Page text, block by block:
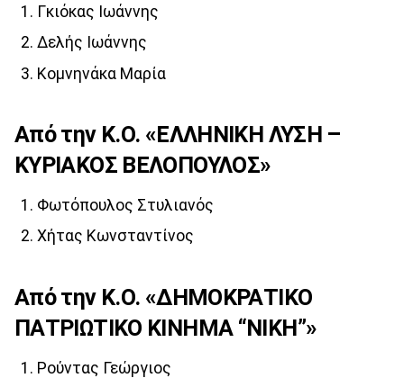
Γκιόκας Ιωάννης
Δελής Ιωάννης
Κομνηνάκα Μαρία
Από την Κ.Ο. «ΕΛΛΗΝΙΚΗ ΛΥΣΗ –
ΚΥΡΙΑΚΟΣ ΒΕΛΟΠΟΥΛΟΣ»
Φωτόπουλος Στυλιανός
Χήτας Κωνσταντίνος
Από την Κ.Ο. «ΔΗΜΟΚΡΑΤΙΚΟ
ΠΑΤΡΙΩΤΙΚΟ ΚΙΝΗΜΑ “ΝΙΚΗ”»
Ρούντας Γεώργιος